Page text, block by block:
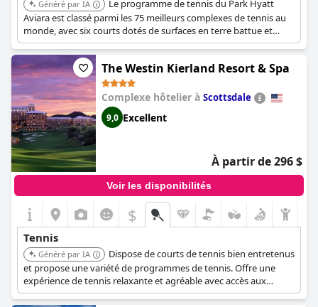
Généré par IA
Le programme de tennis du Park Hyatt
Aviara est classé parmi les 75 meilleurs complexes de tennis au
monde, avec six courts dotés de surfaces en terre battue et
dures. Le professionnel PBI Kenny Murphy dirige le programme
de raquettes.
The Westin Kierland Resort & Spa
Complexe hôtelier à Scottsdale
9,0 Excellent
À partir de 296 $
Voir les disponibilités
$
Tennis
Généré par IA
Dispose de courts de tennis bien entretenus
et propose une variété de programmes de tennis. Offre une
expérience de tennis relaxante et agréable avec accès aux
commodités du complexe.